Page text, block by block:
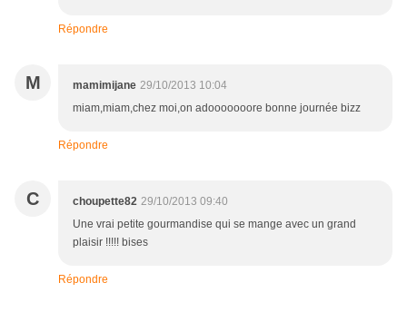
Répondre
M mamimijane 29/10/2013 10:04
miam,miam,chez moi,on adooooooore bonne journée bizz
Répondre
C choupette82 29/10/2013 09:40
Une vrai petite gourmandise qui se mange avec un grand
plaisir !!!!! bises
Répondre